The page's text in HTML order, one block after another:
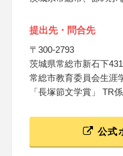
提出先・問合先
〒300-2793
茨城県常総市新石下
常総市教育委員会生涯
「長塚節文学賞」 TR係
公式